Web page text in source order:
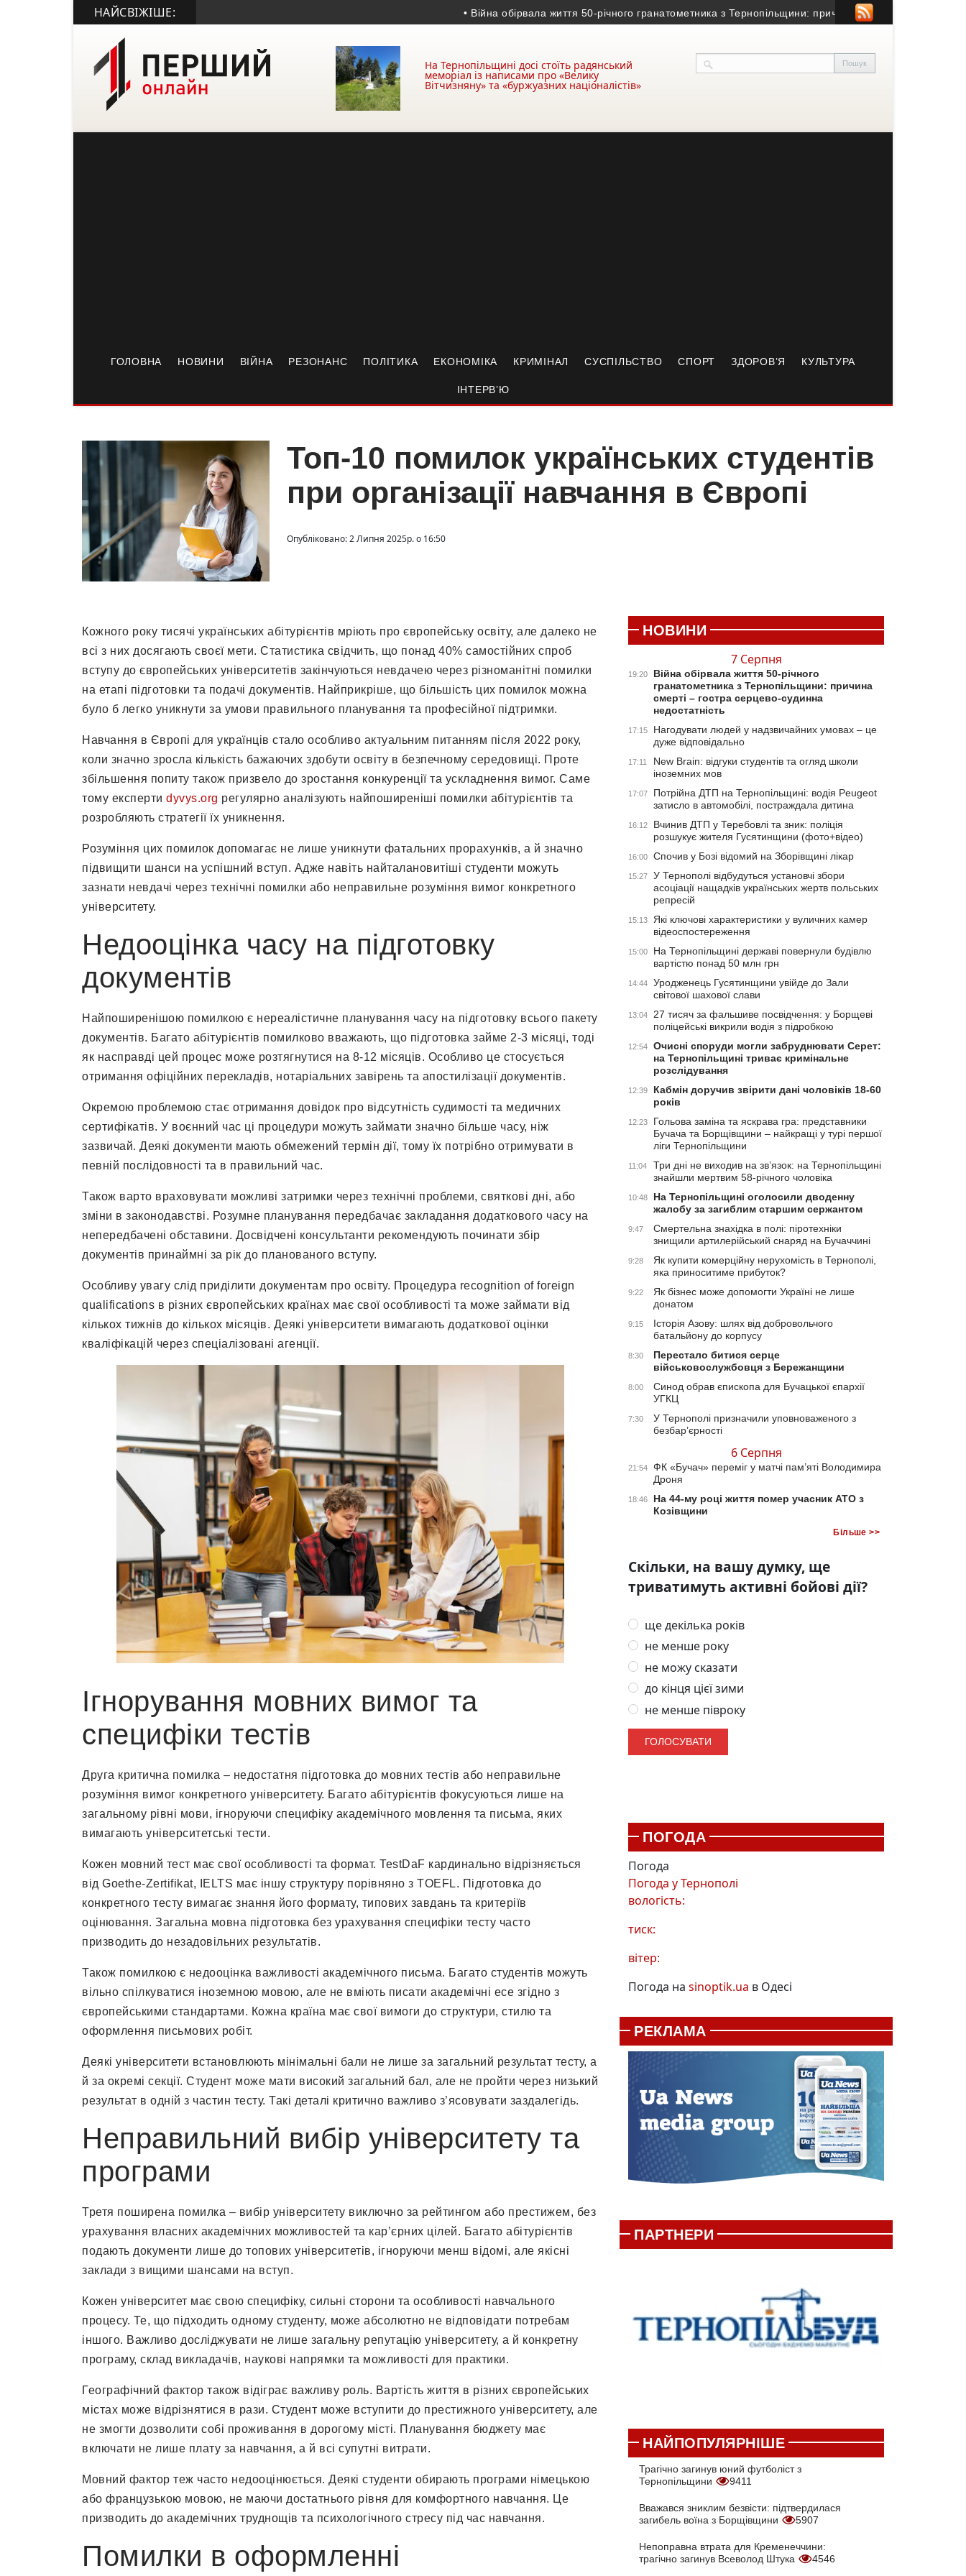
НАЙСВІЖІШЕ: • Війна обірвала життя 50-річного гранатометника з Тернопільщини: причина смерті – гостра серцево-
На Тернопільщині досі стоїть радянський
меморіал із написами про «Велику
Вітчизняну» та «буржуазних націоналістів»
ГОЛОВНА НОВИНИ ВІЙНА РЕЗОНАНС ПОЛІТИКА ЕКОНОМІКА КРИМІНАЛ СУСПІЛЬСТВО СПОРТ ЗДОРОВ’Я КУЛЬТУРА
ІНТЕРВ’Ю
Топ-10 помилок українських студентів
при організації навчання в Європі
Опубліковано: 2 Липня 2025р. о 16:50
Кожного року тисячі українських абітурієнтів мріють про європейську освіту, але далеко не
всі з них досягають своєї мети. Статистика свідчить, що понад 40% самостійних спроб
вступу до європейських університетів закінчуються невдачею через різноманітні помилки
на етапі підготовки та подачі документів. Найприкріше, що більшість цих помилок можна
було б легко уникнути за умови правильного планування та професійної підтримки.
Навчання в Європі для українців стало особливо актуальним питанням після 2022 року,
коли значно зросла кількість бажаючих здобути освіту в безпечному середовищі. Проте
збільшення попиту також призвело до зростання конкуренції та ускладнення вимог. Саме
тому експерти dyvys.org регулярно аналізують найпоширеніші помилки абітурієнтів та
розробляють стратегії їх уникнення.
Розуміння цих помилок допомагає не лише уникнути фатальних прорахунків, а й значно
підвищити шанси на успішний вступ. Адже навіть найталановитіші студенти можуть
зазнати невдачі через технічні помилки або неправильне розуміння вимог конкретного
університету.
Недооцінка часу на підготовку
документів
Найпоширенішою помилкою є нереалістичне планування часу на підготовку всього пакету
документів. Багато абітурієнтів помилково вважають, що підготовка займе 2-3 місяці, тоді
як насправді цей процес може розтягнутися на 8-12 місяців. Особливо це стосується
отримання офіційних перекладів, нотаріальних завірень та апостилізації документів.
Окремою проблемою стає отримання довідок про відсутність судимості та медичних
сертифікатів. У воєнний час ці процедури можуть займати значно більше часу, ніж
зазвичай. Деякі документи мають обмежений термін дії, тому їх потрібно отримувати в
певній послідовності та в правильний час.
Також варто враховувати можливі затримки через технічні проблеми, святкові дні, або
зміни в законодавстві. Розумне планування передбачає закладання додаткового часу на
непередбачені обставини. Досвідчені консультанти рекомендують починати збір
документів принаймні за рік до планованого вступу.
Особливу увагу слід приділити документам про освіту. Процедура recognition of foreign
qualifications в різних європейських країнах має свої особливості та може займати від
кількох тижнів до кількох місяців. Деякі університети вимагають додаткової оцінки
кваліфікацій через спеціалізовані агенції.
Ігнорування мовних вимог та
специфіки тестів
Друга критична помилка – недостатня підготовка до мовних тестів або неправильне
розуміння вимог конкретного університету. Багато абітурієнтів фокусуються лише на
загальному рівні мови, ігноруючи специфіку академічного мовлення та письма, яких
вимагають університетські тести.
Кожен мовний тест має свої особливості та формат. TestDaF кардинально відрізняється
від Goethe-Zertifikat, IELTS має іншу структуру порівняно з TOEFL. Підготовка до
конкретного тесту вимагає знання його формату, типових завдань та критеріїв
оцінювання. Загальна мовна підготовка без урахування специфіки тесту часто
призводить до незадовільних результатів.
Також помилкою є недооцінка важливості академічного письма. Багато студентів можуть
вільно спілкуватися іноземною мовою, але не вміють писати академічні есе згідно з
європейськими стандартами. Кожна країна має свої вимоги до структури, стилю та
оформлення письмових робіт.
Деякі університети встановлюють мінімальні бали не лише за загальний результат тесту, а
й за окремі секції. Студент може мати високий загальний бал, але не пройти через низький
результат в одній з частин тесту. Такі деталі критично важливо з’ясовувати заздалегідь.
Неправильний вибір університету та
програми
Третя поширена помилка – вибір університету виключно за рейтингом або престижем, без
урахування власних академічних можливостей та кар’єрних цілей. Багато абітурієнтів
подають документи лише до топових університетів, ігноруючи менш відомі, але якісні
заклади з вищими шансами на вступ.
Кожен університет має свою специфіку, сильні сторони та особливості навчального
процесу. Те, що підходить одному студенту, може абсолютно не відповідати потребам
іншого. Важливо досліджувати не лише загальну репутацію університету, а й конкретну
програму, склад викладачів, наукові напрямки та можливості для практики.
Географічний фактор також відіграє важливу роль. Вартість життя в різних європейських
містах може відрізнятися в рази. Студент може вступити до престижного університету, але
не змогти дозволити собі проживання в дорогому місті. Планування бюджету має
включати не лише плату за навчання, а й всі супутні витрати.
Мовний фактор теж часто недооцінюється. Деякі студенти обирають програми німецькою
або французькою мовою, не маючи достатнього рівня для комфортного навчання. Це
призводить до академічних труднощів та психологічного стресу під час навчання.
Помилки в оформленні
НОВИНИ
7 Серпня
19:20
Війна обірвала життя 50-річного
гранатометника з Тернопільщини: причина
смерті – гостра серцево-судинна
недостатність
17:15
Нагодувати людей у надзвичайних умовах – це
дуже відповідально
17:11
New Brain: відгуки студентів та огляд школи
іноземних мов
17:07
Потрійна ДТП на Тернопільщині: водія Peugeot
затисло в автомобілі, постраждала дитина
16:12
Вчинив ДТП у Теребовлі та зник: поліція
розшукує жителя Гусятинщини (фото+відео)
16:00 Спочив у Бозі відомий на Зборівщині лікар
15:27
У Тернополі відбудуться установчі збори
асоціації нащадків українських жертв польських
репресій
15:13
Які ключові характеристики у вуличних камер
відеоспостереження
15:00
На Тернопільщині державі повернули будівлю
вартістю понад 50 млн грн
14:44
Уродженець Гусятинщини увійде до Зали
світової шахової слави
13:04
27 тисяч за фальшиве посвідчення: у Борщеві
поліцейські викрили водія з підробкою
12:54
Очисні споруди могли забруднювати Серет:
на Тернопільщині триває кримінальне
розслідування
12:39
Кабмін доручив звірити дані чоловіків 18-60
років
12:23
Гольова заміна та яскрава гра: представники
Бучача та Борщівщини – найкращі у турі першої
ліги Тернопільщини
11:04
Три дні не виходив на зв’язок: на Тернопільщині
знайшли мертвим 58-річного чоловіка
10:48
На Тернопільщині оголосили дводенну
жалобу за загиблим старшим сержантом
9:47
Смертельна знахідка в полі: піротехніки
знищили артилерійський снаряд на Бучаччині
9:28
Як купити комерційну нерухомість в Тернополі,
яка приноситиме прибуток?
9:22
Як бізнес може допомогти Україні не лише
донатом
9:15
Історія Азову: шлях від добровольчого
батальйону до корпусу
8:30
Перестало битися серце
військовослужбовця з Бережанщини
8:00
Синод обрав єпископа для Бучацької єпархії
УГКЦ
7:30
У Тернополі призначили уповноваженого з
безбар’єрності
6 Серпня
21:54
ФК «Бучач» переміг у матчі пам’яті Володимира
Дроня
18:46
На 44-му році життя помер учасник АТО з
Козівщини
Більше >>
Скільки, на вашу думку, ще
триватимуть активні бойові дії?
ще декілька років
не менше року
не можу сказати
до кінця цієї зими
не менше півроку
ПОГОДА
Погода
Погода уТернополі
вологість:
тиск:
вітер:
Погода на sinoptik.ua в Одесі
РЕКЛАМА
ПАРТНЕРИ
НАЙПОПУЛЯРНІШЕ
Трагічно загинув юний футболіст з
Тернопільщини
9411
Вважався зниклим безвісти: підтвердилася
загибель воїна з Борщівщини
5907
Непоправна втрата для Кременеччини:
трагічно загинув Всеволод Штука
4546